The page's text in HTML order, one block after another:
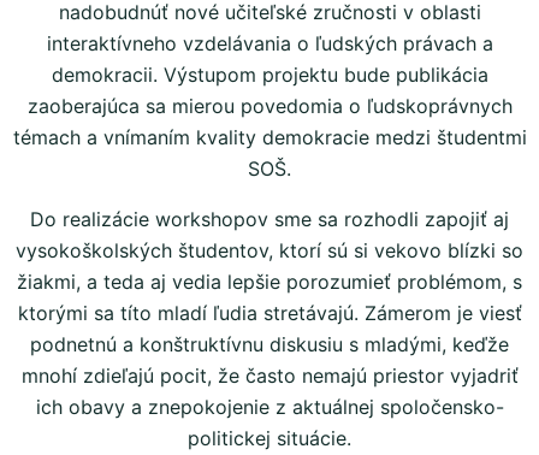
nadobudnúť nové učiteľské zručnosti v oblasti
interaktívneho vzdelávania o ľudských právach a
demokracii. Výstupom projektu bude publikácia
zaoberajúca sa mierou povedomia o ľudskoprávnych
témach a vnímaním kvality demokracie medzi študentmi
SOŠ.
Do realizácie workshopov sme sa rozhodli zapojiť aj
vysokoškolských študentov, ktorí sú si vekovo blízki so
žiakmi, a teda aj vedia lepšie porozumieť problémom, s
ktorými sa títo mladí ľudia stretávajú. Zámerom je viesť
podnetnú a konštruktívnu diskusiu s mladými, keďže
mnohí zdieľajú pocit, že často nemajú priestor vyjadriť
ich obavy a znepokojenie z aktuálnej spoločensko-
politickej situácie.